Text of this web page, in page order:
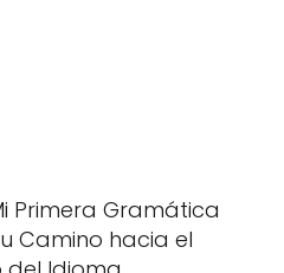
Primera Gramática
Camino hacia el